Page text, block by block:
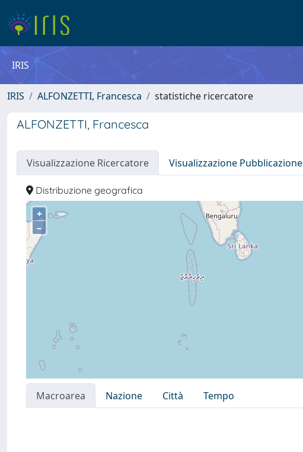
IRIS
IRIS ALFONZETTI, Francesca statistiche ricercatore
ALFONZETTI, Francesca
Visualizzazione Ricercatore Visualizzazione Pubblicazione
Distribuzione geografica
+
–
Macroarea Nazione Città
Tempo